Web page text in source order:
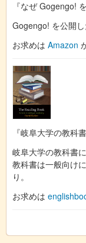
『なぜ Gogengo!
Gogengo! を公開し
お求めは Amazon
『岐阜大学の教科書
岐阜大学の教科書
教科書は一般向け
り。
お求めは